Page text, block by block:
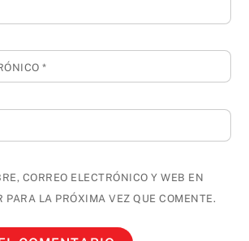
*
CORREO ELECTRÓNICO Y WEB EN
PARA LA PRÓXIMA VEZ QUE COMENTE.